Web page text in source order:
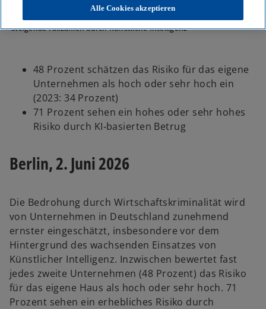
KPMG Newsroom
Pressemitteilungen
Wirtschaftskriminalität in Deutschland: Unternehmen sehen
steigende Fallzahlen durch Künstliche Intelligenz
48 Prozent schätzen das Risiko für das eigene
Unternehmen als hoch oder sehr hoch ein
(2023: 34 Prozent)
71 Prozent sehen ein hohes oder sehr hohes
Risiko durch KI‑basierten Betrug
Berlin, 2. Juni 2026
Die Bedrohung durch Wirtschaftskriminalität wird
von Unternehmen in Deutschland zunehmend
ernster eingeschätzt, insbesondere vor dem
Hintergrund des wachsenden Einsatzes von
Künstlicher Intelligenz. Inzwischen bewertet fast
jedes zweite Unternehmen (48 Prozent) das Risiko
für das eigene Haus als hoch oder sehr hoch. 71
Prozent sehen ein erhebliches Risiko durch
Alle Cookies akzeptieren